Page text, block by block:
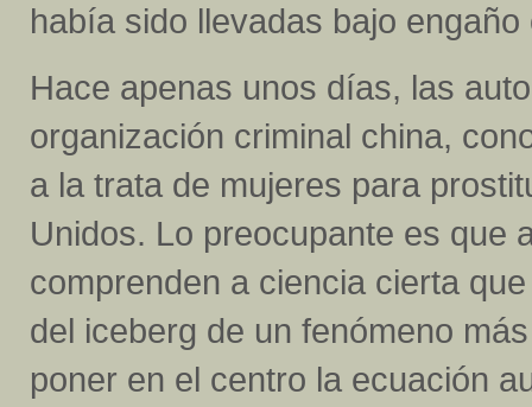
había sido llevadas bajo
Hace apenas unos días, las
organización criminal china,
a la trata de mujeres para
Unidos. Lo preocupante es que
comprenden a ciencia cierta
del iceberg de un fenómeno
poner en el centro la ecuación